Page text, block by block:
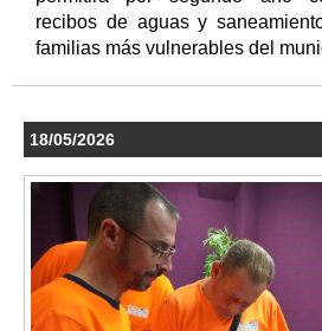
recibos de aguas y
familias más vulnerables del
18/05/2026